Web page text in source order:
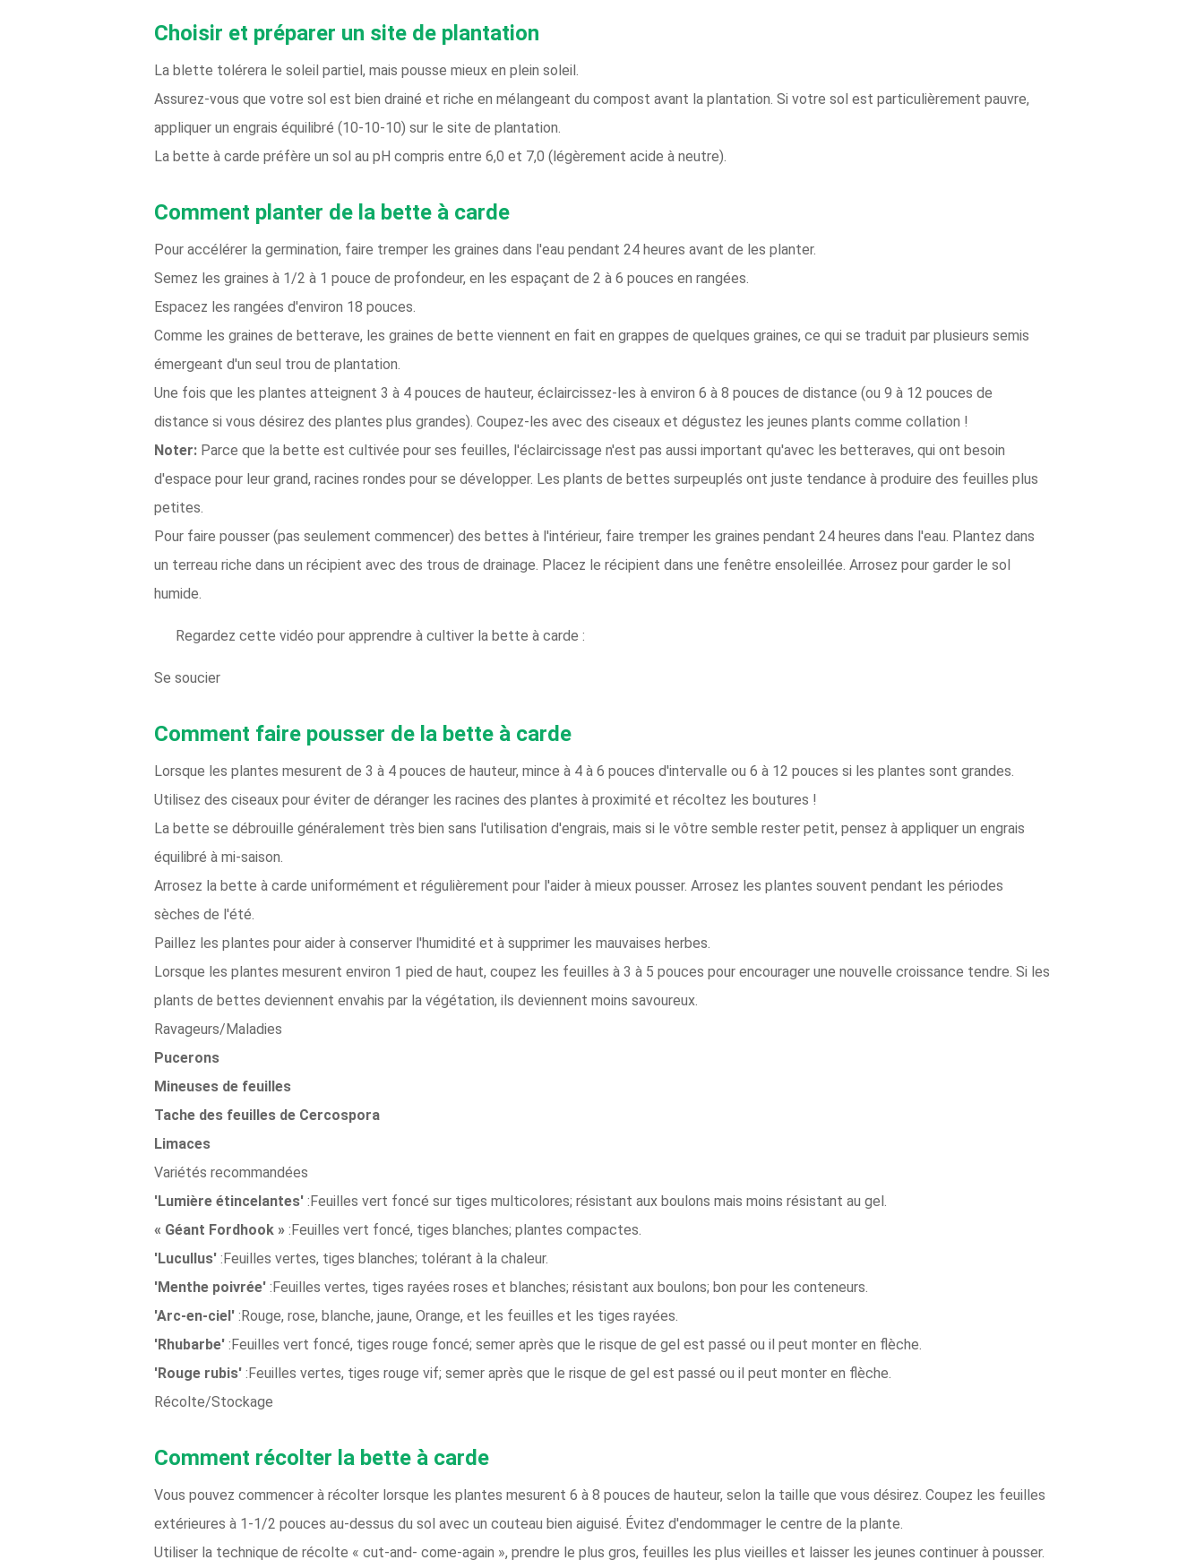
Choisir et préparer un site de plantation
La blette tolérera le soleil partiel, mais pousse mieux en plein soleil.
Assurez-vous que votre sol est bien drainé et riche en mélangeant du compost avant la plantation. Si votre sol est particulièrement pauvre,
appliquer un engrais équilibré (10-10-10) sur le site de plantation.
La bette à carde préfère un sol au pH compris entre 6,0 et 7,0 (légèrement acide à neutre).
Comment planter de la bette à carde
Pour accélérer la germination, faire tremper les graines dans l'eau pendant 24 heures avant de les planter.
Semez les graines à 1/2 à 1 pouce de profondeur, en les espaçant de 2 à 6 pouces en rangées.
Espacez les rangées d'environ 18 pouces.
Comme les graines de betterave, les graines de bette viennent en fait en grappes de quelques graines, ce qui se traduit par plusieurs semis
émergeant d'un seul trou de plantation.
Une fois que les plantes atteignent 3 à 4 pouces de hauteur, éclaircissez-les à environ 6 à 8 pouces de distance (ou 9 à 12 pouces de
distance si vous désirez des plantes plus grandes). Coupez-les avec des ciseaux et dégustez les jeunes plants comme collation !
Noter: Parce que la bette est cultivée pour ses feuilles, l'éclaircissage n'est pas aussi important qu'avec les betteraves, qui ont besoin
d'espace pour leur grand, racines rondes pour se développer. Les plants de bettes surpeuplés ont juste tendance à produire des feuilles plus
petites.
Pour faire pousser (pas seulement commencer) des bettes à l'intérieur, faire tremper les graines pendant 24 heures dans l'eau. Plantez dans
un terreau riche dans un récipient avec des trous de drainage. Placez le récipient dans une fenêtre ensoleillée. Arrosez pour garder le sol
humide.
Regardez cette vidéo pour apprendre à cultiver la bette à carde :
Se soucier
Comment faire pousser de la bette à carde
Lorsque les plantes mesurent de 3 à 4 pouces de hauteur, mince à 4 à 6 pouces d'intervalle ou 6 à 12 pouces si les plantes sont grandes.
Utilisez des ciseaux pour éviter de déranger les racines des plantes à proximité et récoltez les boutures !
La bette se débrouille généralement très bien sans l'utilisation d'engrais, mais si le vôtre semble rester petit, pensez à appliquer un engrais
équilibré à mi-saison.
Arrosez la bette à carde uniformément et régulièrement pour l'aider à mieux pousser. Arrosez les plantes souvent pendant les périodes
sèches de l'été.
Paillez les plantes pour aider à conserver l'humidité et à supprimer les mauvaises herbes.
Lorsque les plantes mesurent environ 1 pied de haut, coupez les feuilles à 3 à 5 pouces pour encourager une nouvelle croissance tendre. Si les
plants de bettes deviennent envahis par la végétation, ils deviennent moins savoureux.
Ravageurs/Maladies
Pucerons
Mineuses de feuilles
Tache des feuilles de Cercospora
Limaces
Variétés recommandées
'Lumière étincelantes' :Feuilles vert foncé sur tiges multicolores; résistant aux boulons mais moins résistant au gel.
« Géant Fordhook » :Feuilles vert foncé, tiges blanches; plantes compactes.
'Lucullus' :Feuilles vertes, tiges blanches; tolérant à la chaleur.
'Menthe poivrée' :Feuilles vertes, tiges rayées roses et blanches; résistant aux boulons; bon pour les conteneurs.
'Arc-en-ciel' :Rouge, rose, blanche, jaune, Orange, et les feuilles et les tiges rayées.
'Rhubarbe' :Feuilles vert foncé, tiges rouge foncé; semer après que le risque de gel est passé ou il peut monter en flèche.
'Rouge rubis' :Feuilles vertes, tiges rouge vif; semer après que le risque de gel est passé ou il peut monter en flèche.
Récolte/Stockage
Comment récolter la bette à carde
Vous pouvez commencer à récolter lorsque les plantes mesurent 6 à 8 pouces de hauteur, selon la taille que vous désirez. Coupez les feuilles
extérieures à 1-1/2 pouces au-dessus du sol avec un couteau bien aiguisé. Évitez d'endommager le centre de la plante.
Utiliser la technique de récolte « cut-and- come-again », prendre le plus gros, feuilles les plus vieilles et laisser les jeunes continuer à pousser.